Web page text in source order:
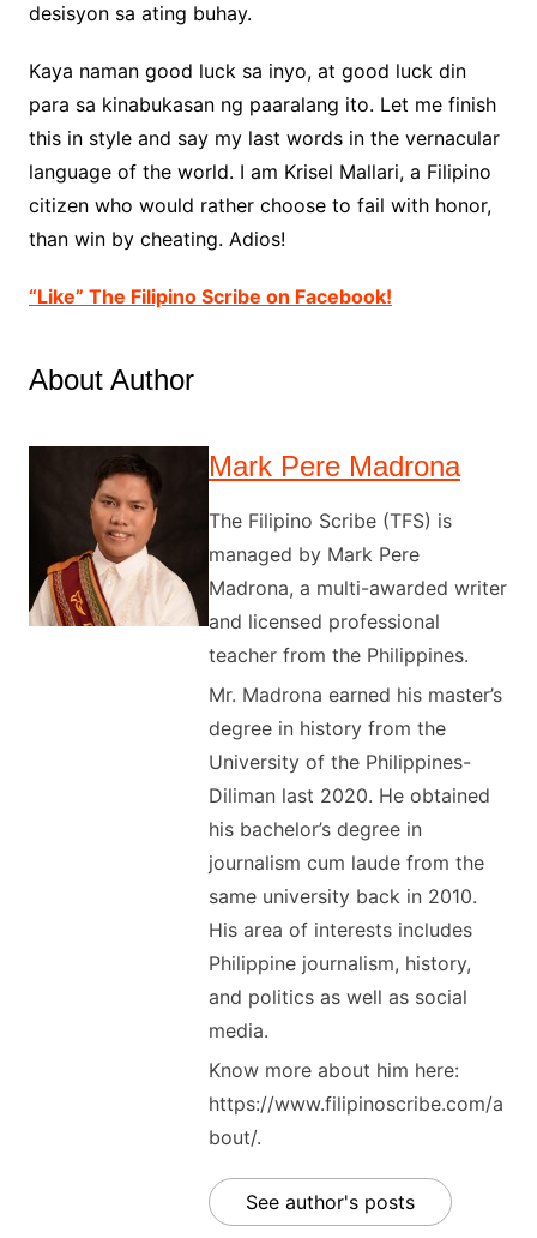
desisyon sa ating buhay.
Kaya naman good luck sa inyo, at good luck din
para sa kinabukasan ng paaralang ito. Let me finish
this in style and say my last words in the vernacular
language of the world. I am Krisel Mallari, a Filipino
citizen who would rather choose to fail with honor,
than win by cheating. Adios!
“Like” The Filipino Scribe on Facebook!
About Author
Mark Pere Madrona
The Filipino Scribe (TFS) is
managed by Mark Pere
Madrona, a multi-awarded writer
and licensed professional
teacher from the Philippines.
Mr. Madrona earned his master’s
degree in history from the
University of the Philippines-
Diliman last 2020. He obtained
his bachelor’s degree in
journalism cum laude from the
same university back in 2010.
His area of interests includes
Philippine journalism, history,
and politics as well as social
media.
Know more about him here:
https://www.filipinoscribe.com/a
bout/.
See author's posts